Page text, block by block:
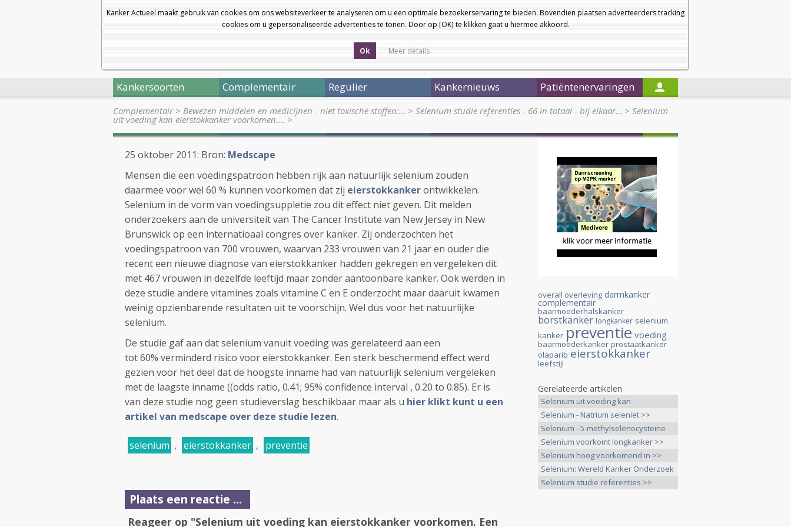
Kanker Actueel maakt gebruik van cookies om ons websiteverkeer te analyseren om u een optimale bezoekerservaring te bieden. Bovendien plaatsen adverteerders tracking
cookies om u gepersonaliseerde advertenties te tonen. Door op [OK] te klikken gaat u hiermee akkoord.
Ok Meer details
a
a
Nieuwsbrief
Startpagina
Kankersoorten Complementair Regulier Kankernieuws Patiëntenervaringen
Complementair> Bewezen middelen en medicijnen - niet toxische stoffen:… > Selenium studie referenties - 66 in totaal - bij elkaar… > Selenium
uit voeding kan eierstokkanker voorkomen.… >
25 oktober 2011: Bron: Medscape
Mensen die een voedingspatroon hebben rijk aan natuurlijk selenium zouden
daarmee voor wel 60 % kunnen voorkomen dat zij eierstokkankerontwikkelen.
Selenium in de vorm van voedingsuppletie zou dit effect niet geven. Dit melden
onderzoekers aan de universiteit van The Cancer Institute van New Jersey in New
Brunswick op een internatioaal congres over kanker. Zij onderzochten het
voedingspatroon van 700 vrouwen, waarvan 233 vrouwen van 21 jaar en ouder die
recent een nieuwe diagnose van eierstokkanker hadden gekregen en vergeleken dit
met 467 vrouwen in dezelfde leeftijd maar zonder aantoonbare kanker. Ook werden in
deze studie andere vitamines zoals vitamine C en E onderzocht maar daaruit kwamen
weinig opzienbarende resultaten uit te voorschijn. Wel dus voor het natuurlijke
selenium.
De studie gaf aan dat selenium vanuit voeding was gerelateerd aan een
tot 60% verminderd risico voor eierstokkanker. Een sterk beschermend effect werd
gezien voor het deel dat de hoogste inname had van natuurlijk selenium vergeleken
met de laagste inname ((odds ratio, 0.41; 95% confidence interval , 0.20 to 0.85). Er is
van deze studie nog geen studieverslag beschikbaar maar als u hier klikt kunt u een
artikel van medscape over deze studie lezen.
selenium , eierstokkanker , preventie
Plaats een reactie ...
Reageer op "Selenium uit voeding kan eierstokkanker voorkomen. Een
overall overleving darmkanker
complementair
baarmoederhalskanker
borstkanker longkanker selenium
kanker preventie voeding
baarmoederkanker prostaatkanker
olaparib eierstokkanker
leefstijl
Gerelateerde artikelen
Selenium uit voeding kan
eierstokkanker >>
Selenium - Natrium seleniet >>
Selenium - 5-methylselenocysteine
>>
Selenium voorkomt longkanker >>
Selenium hoog voorkomend in >>
Selenium: Wereld Kanker Onderzoek
>>
Selenium studie referenties >>